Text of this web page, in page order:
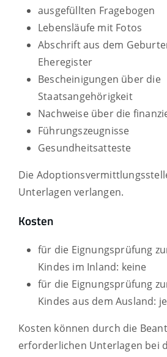
ausgefüllten Fragebogen
Lebensläufe mit Fotos
Abschrift aus dem
Eheregister
Bescheinigungen über die
Staatsangehörigkeit
Nachweise über die
Führungszeugnisse
Gesundheitsatteste
Die
Unterlagen verlangen.
Kosten
für die Eignungsprüfung
Kindes im Inland: keine
für die Eignungsprüfung
Kindes aus dem Ausland:
Kosten können durch die
erforderlichen Unterlagen bei